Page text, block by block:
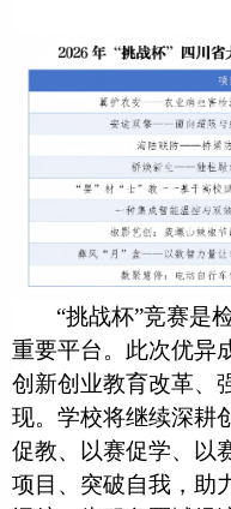
“挑战杯”竞赛是
重要平台。此次优异
创新创业教育改革、
现。学校将继续深耕
促教、以赛促学、以
项目、突破自我，助